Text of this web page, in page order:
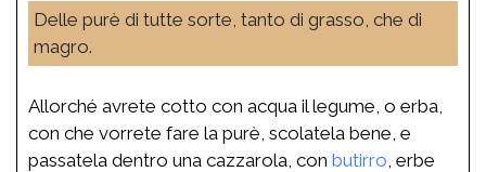
Delle purè di tutte sorte, tanto di grasso, che di
magro.
Allorché avrete cotto con acqua il legume, o erba,
con che vorrete fare la purè, scolatela bene, e
passatela dentro una cazzarola, con butirro , erbe